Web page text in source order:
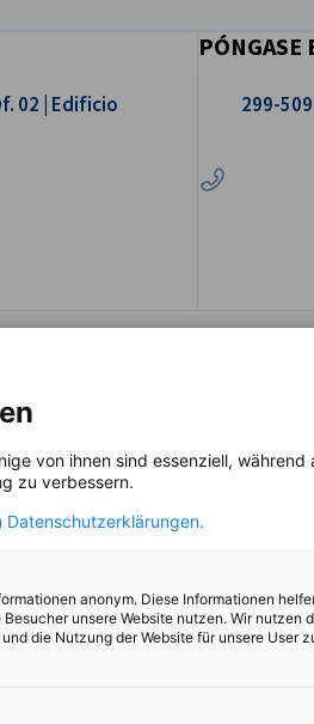
02 | Edificio
PÓNGASE
Llámenos.
299-
von ihnen sind essenziell, während
zu verbessern.
Datenschutzerklärungen.
anonym. Diese Informationen
unsere Website nutzen. Wir nutzen
die Nutzung der Website für unsere User